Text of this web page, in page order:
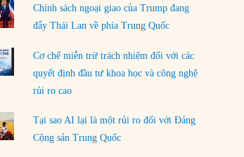
Điểm mù chiến lược của Trump tại Thái Bình
Dương
Đặt cược vào thất bại: Các quỹ đầu tư mạo
hiểm quốc gia và khía cạnh chính trị của vốn
Làm thế nào để kết thúc Chiến tranh Iran?
Chính sách ngoại giao của Trump đang
đẩy Thái Lan về phía Trung Quốc
Cơ chế miễn trừ trách nhiệm đối với các
quyết định đầu tư khoa học và công nghệ
rủi ro cao
Tại sao AI lại là một rủi ro đối với Đảng
Cộng sản Trung Quốc